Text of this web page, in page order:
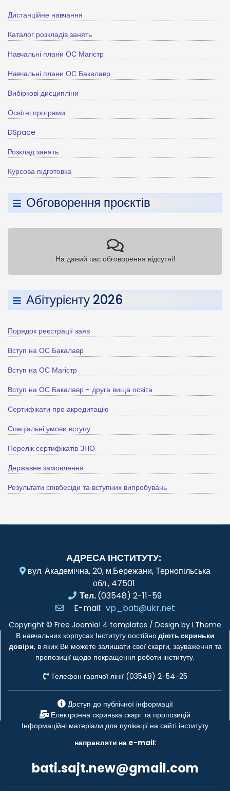
Дистанційне навчання
Каталог розкладів занять
Навчальні плани ОС Магістр
Навчальні плани ОС Бакалавр
Вибіркові дисципліни
Освітні програми
DSpace
Розклад занять
Курсова підготовка
Обговорення проєктів
На даний час обговорення відсутні!
Абітурієнту 2026
Порядок реєстрації заяв
Вступ на ОС Бакалавр
Вступ на ОС Магістр
Вступ на ОС Бакалавр - друга вища освіта
Сертифікати про акредитацію
Спеціальні умови вступу
Перелік сертифікатів ЗНО
Державне замовлення
Результати співбесіди та вступних випробувань
АДРЕСА ІНСТИТУТУ:
вул. Академічна, 20, м.Бережани, Тернопільська
обл., 47501
Тел.(03548) 2-11-59
E-mail: vp_bati@ukr.net
Copyright © Free Joomla! 4 templates / Design by LTheme
В навчальних корпусах Інституту постійнодіють скриньки
довіри, в яких Ви можете залишати свої скарги, зауваження та
пропозиції щодо покращення роботи інституту.
Телефон гарячої лінії (03548) 2-54-25
Доступ до публічної інформації
Електронна скринька скарг та пропозицій
Інформаційні матеріали для пулікації на сайті інституту
направляти на e-mail:
bati.sajt.new@gmail.com